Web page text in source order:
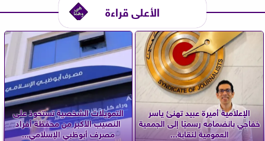
الأعلى قراءة
الإعلامية أميرة عبيد تهنئ ياسر
خفاجي بانضمامه رسميًا إلى الجمعية
العمومية لنقابة...
التمويلات الشخصية تستحوذ على
النصيب الأكبر من محفظة أفراد
مصرف أبوظبي الإسلامي...